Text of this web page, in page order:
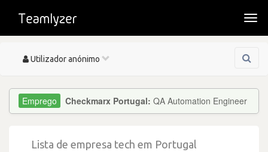
Toggle
Utilizador anónimo
Checkmarx Portugal: QA Automation Engineer
Lista de empresa tech em Portugal